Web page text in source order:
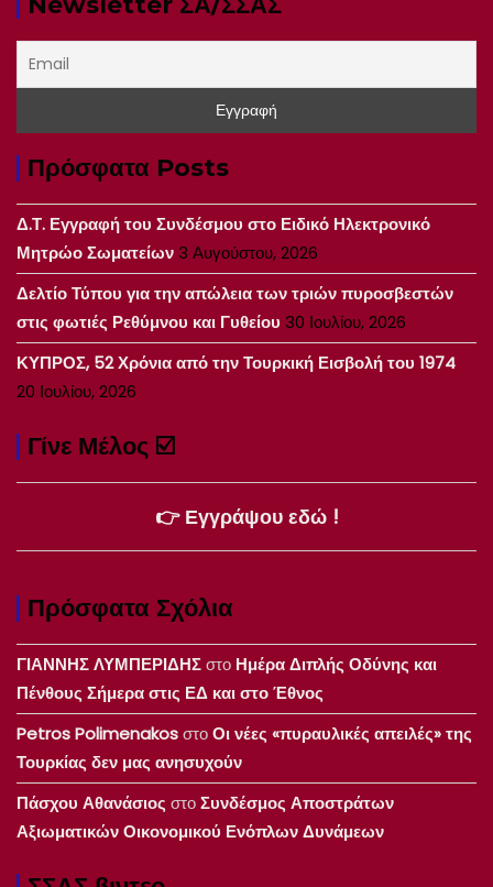
Πρόσφατα Posts
Δ.Τ. Εγγραφή του Συνδέσμου στο Ειδικό Ηλεκτρονικό
Μητρώο Σωματείων3 Αυγούστου, 2026
Δελτίο Τύπου για την απώλεια των τριών πυροσβεστών
στις φωτιές Ρεθύμνου και Γυθείου 30 Ιουλίου, 2026
ΚΥΠΡΟΣ, 52 Χρόνια από την Τουρκική Εισβολή του 1974
20 Ιουλίου, 2026
Γίνε Μέλος ☑️
👉 Εγγράψου εδώ !
Πρόσφατα Σχόλια
ΓΙΑΝΝΗΣ ΛΥΜΠΕΡΙΔΗΣστο Ημέρα Διπλής Οδύνης και
Πένθους Σήμερα στις ΕΔ και στο Έθνος
Petros PolimenakosστοΟι νέες «πυραυλικές απειλές» της
Τουρκίας δεν μας ανησυχούν
Πάσχου Αθανάσιος στοΣυνδέσμος Αποστράτων
Αξιωματικών Οικονομικού Ενόπλων Δυνάμεων